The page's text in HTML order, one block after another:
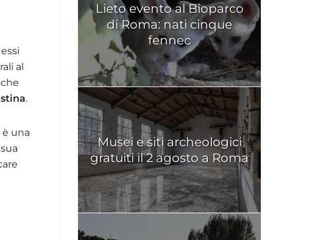
al
.
una
Lieto evento al Bioparco
di Roma: nati cinque
fennec
Musei e siti archeologici
gratuiti il 2 agosto a Roma